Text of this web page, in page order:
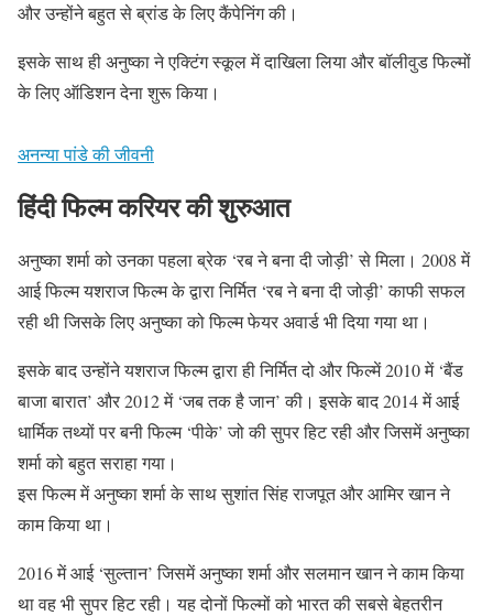
और उन्होंने बहुत से ब्रांड के लिए कैंपेनिंग की।
इसके साथ ही अनुष्का ने एक्टिंग स्कूल में दाखिला लिया और बॉलीवुड फिल्मों
के लिए ऑडिशन देना शुरू किया।
अनन्या पांडे की जीवनी
हिंदी फिल्म करियर की शुरुआत
अनुष्का शर्मा को उनका पहला ब्रेक ‘रब ने बना दी जोड़ी’ से मिला। 2008 में
आई फिल्म यशराज फिल्म के द्वारा निर्मित ‘रब ने बना दी जोड़ी’ काफी सफल
रही थी जिसके लिए अनुष्का को फिल्म फेयर अवार्ड भी दिया गया था।
इसके बाद उन्होंने यशराज फिल्म द्वारा ही निर्मित दो और फिल्में 2010 में ‘बैंड
बाजा बारात’ और 2012 में ‘जब तक है जान’ की। इसके बाद 2014 में आई
धार्मिक तथ्यों पर बनी फिल्म ‘पीके’ जो की सुपर हिट रही और जिसमें अनुष्का
शर्मा को बहुत सराहा गया।
इस फिल्म में अनुष्का शर्मा के साथ सुशांत सिंह राजपूत और आमिर खान ने
काम किया था।
2016 में आई ‘सुल्तान’ जिसमें अनुष्का शर्मा और सलमान खान ने काम किया
था वह भी सुपर हिट रही। यह दोनों फिल्मों को भारत की सबसे बेहतरीन